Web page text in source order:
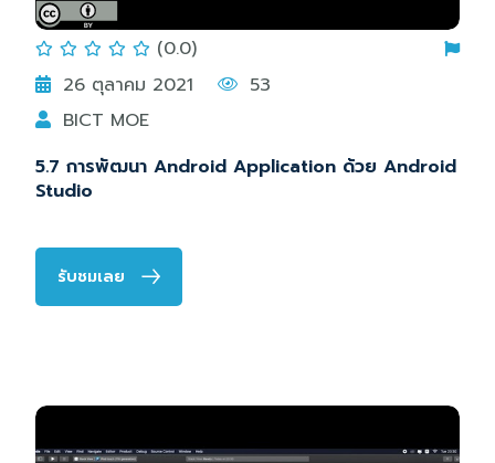
(0.0)
26 ตุลาคม 2021
53
BICT MOE
5.7 การพัฒนา Android Application ด้วย Android
Studio
รับชมเลย